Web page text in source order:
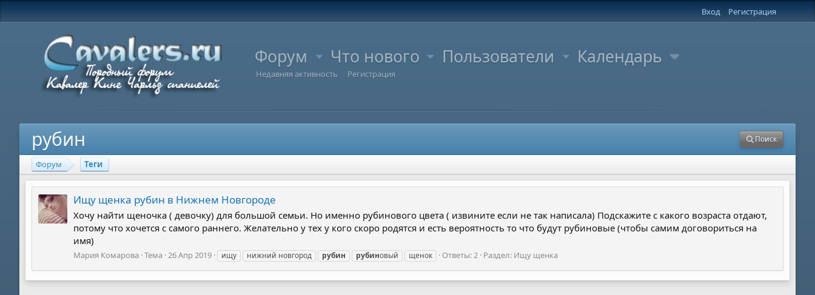
Вход Регистрация
Форум Что нового Пользователи Календарь
Недавняя активность Регистрация
рубин Поиск
Форум Теги
Ищу щенка рубин в Нижнем Новгороде
Хочу найти щеночка ( девочку) для большой семьи. Но именно рубинового цвета ( извините если не так написала) Подскажите с какого возраста отдают,
потому что хочется с самого раннего. Желательно у тех у кого скоро родятся и есть вероятность то что будут рубиновые (чтобы самим договориться на
имя)
Мария Комарова Тема 26 Апр 2019 ищу нижний новгород рубин рубиновый щенок Ответы: 2 Раздел: Ищу щенка